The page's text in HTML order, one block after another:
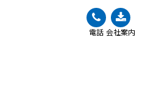
電話 会社案内